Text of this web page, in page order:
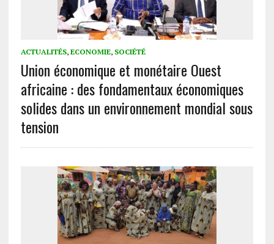
ACTUALITÉS, ECONOMIE, SOCIÉTÉ
Union économique et monétaire Ouest
africaine : des fondamentaux économiques
solides dans un environnement mondial sous
tension